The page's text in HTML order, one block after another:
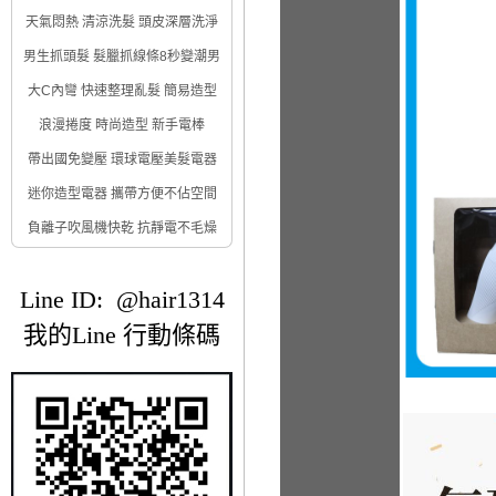
天氣悶熱 清涼洗髮 頭皮深層洗淨
男生抓頭髮 髮臘抓線條8秒變潮男
大C內彎 快速整理亂髮 簡易造型
浪漫捲度 時尚造型 新手電棒
帶出國免變壓 環球電壓美髮電器
迷你造型電器 攜帶方便不佔空間
負離子吹風機快乾 抗靜電不毛燥
Line ID: @hair1314
我的Line 行動條碼